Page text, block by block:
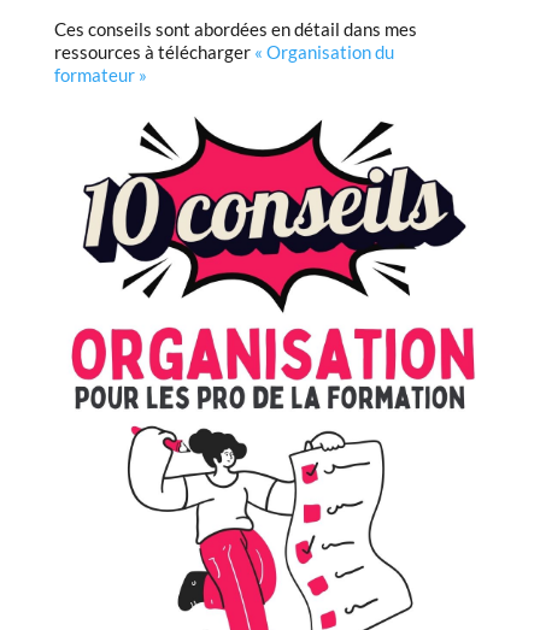
Ces conseils sont abordées en détail dans mes
ressources à télécharger « Organisation du
formateur »